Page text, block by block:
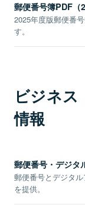
郵便番号簿PDF（
2025年度版郵便番
す。
ビジネ
情報
郵便番号・デジタ
郵便番号とデジタ
を提供。